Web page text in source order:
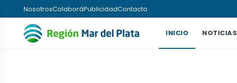
NosotrosColaboráPublicidadContacto
INICIO NOTICIAS